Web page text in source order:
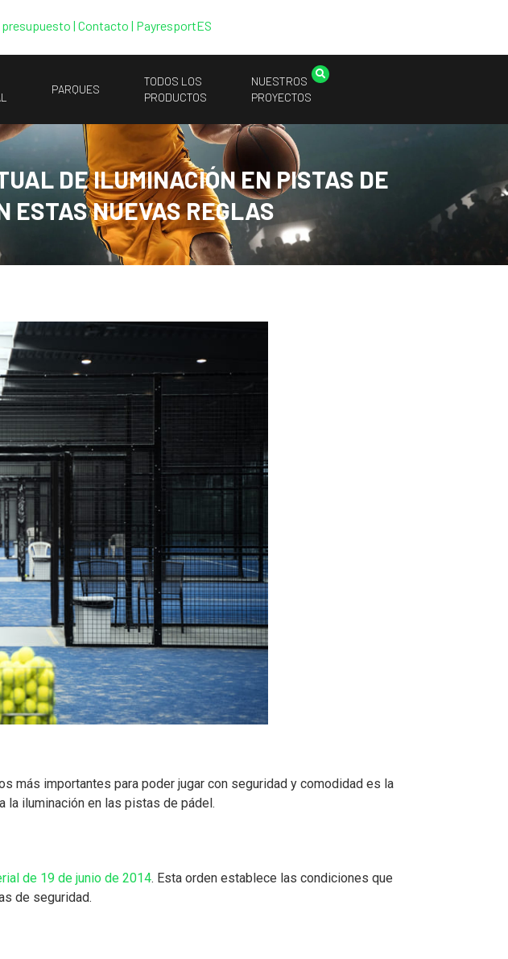
presupuesto | Contacto | PayresportES
PARQUES
TODOS LOS
PRODUCTOS
NUESTROS
PROYECTOS
DE ILUMINACIÓN EN PISTAS DE
ESTAS NUEVAS REGLAS
más importantes para poder jugar con seguridad y comodidad es la
la iluminación en las pistas de pádel.
de 19 de junio de 2014. Esta orden establece las condiciones que
de seguridad.